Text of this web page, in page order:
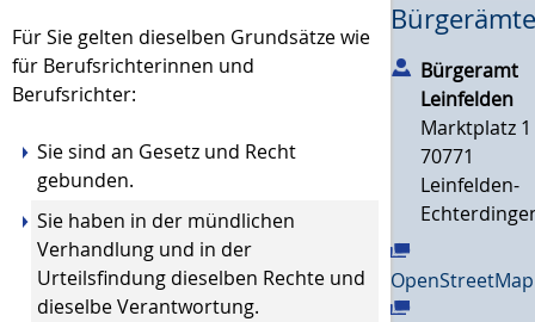
Für Sie gelten dieselben Grundsätze wie
für Berufsrichterinnen und
Berufsrichter:
Sie sind an Gesetz und Recht
gebunden.
Sie haben in der mündlichen
Verhandlung und in der
Urteilsfindung dieselben Rechte und
dieselbe Verantwortung.
Bürgeramt
Leinfelden
Marktplatz 1
70771
Leinfelden-
OpenStreetMap